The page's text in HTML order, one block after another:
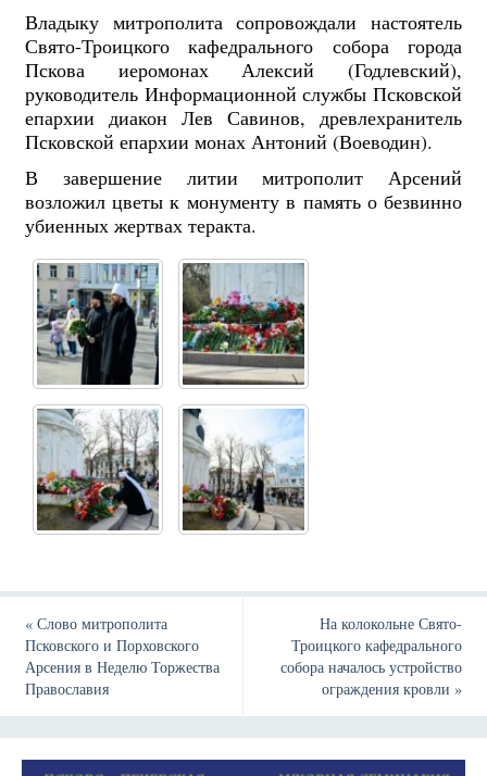
Владыку митрополита сопровождали настоятель
Свято-Троицкого кафедрального собора города
Пскова иеромонах Алексий (Годлевский),
руководитель Информационной службы Псковской
епархии диакон Лев Савинов, древлехранитель
Псковской епархии монах Антоний (Воеводин).
В завершение литии митрополит Арсений
возложил цветы к монументу в память о безвинно
убиенных жертвах теракта.
«Слово митрополита
Псковского и Порховского
Арсения в Неделю Торжества
Православия
На колокольне Свято-
Троицкого кафедрального
собора началось устройство
ограждения кровли»